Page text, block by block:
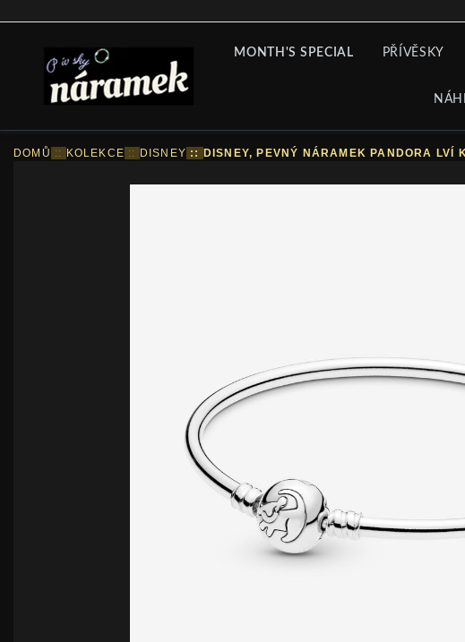
MONTH'S SPECIAL PŘÍVĚSKY
DOMŮ :: KOLEKCE :: DISNEY :: DISNEY, PEVNÝ NÁRAMEK PANDORA LVÍ